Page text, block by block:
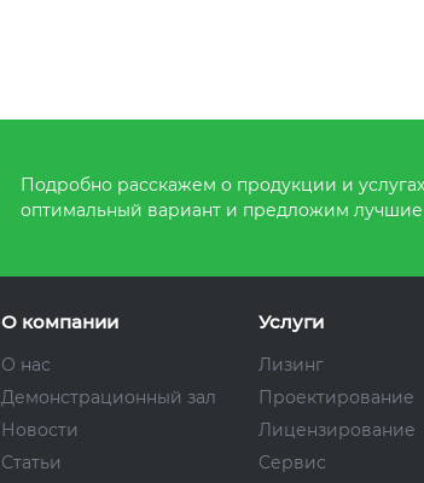
Подробно расскажем о продукции и
оптимальный вариант и предложим
О компании
О нас
Демонстрационный зал
Новости
Статьи
Услуги
Лизинг
Проектирование
Лицензирование
Сервис